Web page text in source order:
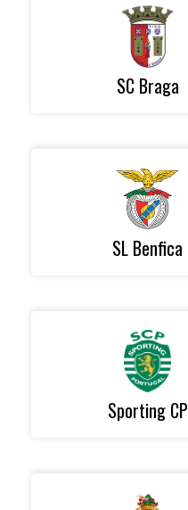
SC Braga
SL Benfica
Sporting CP